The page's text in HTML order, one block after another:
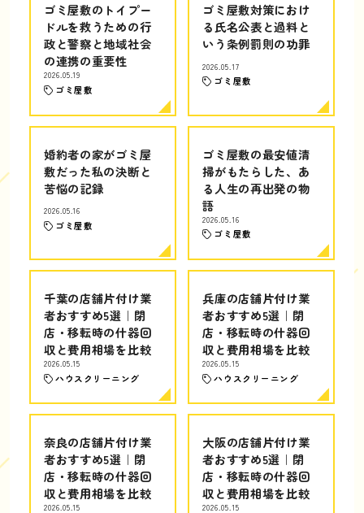
ゴミ屋敷のトイプー
ドルを救うための行
政と警察と地域社会
の連携の重要性
2026.05.19
ゴミ屋敷
ゴミ屋敷対策におけ
る氏名公表と過料と
いう条例罰則の功罪
2026.05.17
ゴミ屋敷
婚約者の家がゴミ屋
敷だった私の決断と
苦悩の記録
2026.05.16
ゴミ屋敷
ゴミ屋敷の最安値清
掃がもたらした、あ
る人生の再出発の物
語
2026.05.16
ゴミ屋敷
千葉の店舗片付け業
者おすすめ5選｜閉
店・移転時の什器回
収と費用相場を比較
2026.05.15
ハウスクリーニング
兵庫の店舗片付け業
者おすすめ5選｜閉
店・移転時の什器回
収と費用相場を比較
2026.05.15
ハウスクリーニング
奈良の店舗片付け業
者おすすめ5選｜閉
店・移転時の什器回
収と費用相場を比較
2026.05.15
大阪の店舗片付け業
者おすすめ5選｜閉
店・移転時の什器回
収と費用相場を比較
2026.05.15